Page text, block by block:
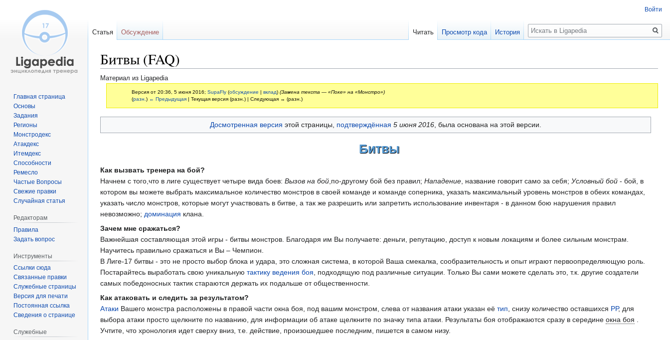
Битвы (FAQ)
Материал из Ligapedia
Версия от 20:36, 5 июня 2016; SupaFly (обсуждение | вклад) (Замена текста — «Поке» на «Монстро»)
(разн. ) ← Предыдущая| Текущая версия (разн.) | Следующая → (разн.)
к
к
Досмотренная версия этой страницы, подтверждённая 5 июня 2016 , была основана на этой версии.
Битвы
Как вызвать тренера на бой?
Начнем с того,что в лиге существует четыре вида боев: Вызов на бой ,по-другому бой без правил; Нападение , название говорит само за себя; Условный бой - бой, в
котором вы можете выбрать максимальное количество монстров в своей команде и команде соперника, указать максимальный уровень монстров в обеих командах,
указать число монстров, которые могут участвовать в битве, а так же разрешить или запретить использование инвентаря - в данном бою нарушения правил
невозможно; доминация клана.
Зачем мне сражаться?
Важнейшая составляющая этой игры - битвы монстров. Благодаря им Вы получаете: деньги, репутацию, доступ к новым локациям и более сильным монстрам.
Научитесь правильно сражаться и Вы – Чемпион.
В Лиге-17 битвы - это не просто выбор блока и удара, это сложная система, в которой Ваша смекалка, сообразительность и опыт играют первоопределяющую роль.
Постарайтесь выработать свою уникальную тактику ведения боя , подходящую под различные ситуации. Только Вы сами можете сделать это, т.к. другие создатели
самых победоносных тактик стараются держать их подальше от общественности.
Как атаковать и следить за результатом?
Атаки Вашего монстра расположены в правой части окна боя, под вашим монстром, слева от названия атаки указан её тип , снизу количество оставшихся РР, для
выбора атаки просто щелкните по названию, для информации об атаке щелкните по значку типа атаки. Результаты боя отображаются сразу в середине окна боя
Учтите, что хронология идет сверху вниз, т.е. действие, произошедшее последним, пишется в самом низу.
Войти
Статья Обсуждение Читать Просмотр кода История
Поиск
Главная страница
Основы
Задания
Регионы
Монстродекс
Атакдекс
Итемдекс
Способности
Ремесло
Частые Вопросы
Свежие правки
Случайная статья
Редакторам
Правила
Задать вопрос
Инструменты
Ссылки сюда
Связанные правки
Служебные страницы
Версия для печати
Постоянная ссылка
Сведения о странице
Служебные